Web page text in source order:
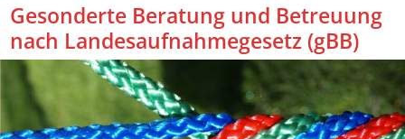
Gesonderte Beratung und Betreuung
nach Landesaufnahmegesetz (gBB)